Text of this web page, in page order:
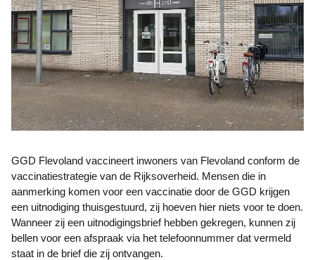
GGD Flevoland vaccineert inwoners van Flevoland conform de
vaccinatiestrategie van de Rijksoverheid. Mensen die in
aanmerking komen voor een vaccinatie door de GGD krijgen
een uitnodiging thuisgestuurd, zij hoeven hier niets voor te doen.
Wanneer zij een uitnodigingsbrief hebben gekregen, kunnen zij
bellen voor een afspraak via het telefoonnummer dat vermeld
staat in de brief die zij ontvangen.